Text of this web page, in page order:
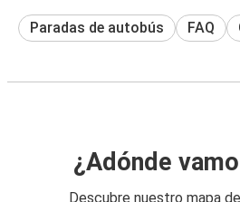
Paradas de autobús FAQ
¿Adónde
Descubre nuestro mapa